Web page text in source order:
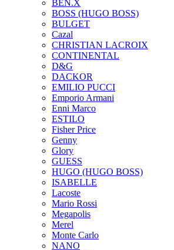
BEN.X
BOSS (HUGO BOSS)
BULGET
Cazal
CHRISTIAN LACROIX
CONTINENTAL
D&G
DACKOR
EMILIO PUCCI
Emporio Armani
Enni Marco
ESTILO
Fisher Price
Genny
Glory
GUESS
HUGO (HUGO BOSS)
ISABELLE
Lacoste
Mario Rossi
Megapolis
Merel
Monte Carlo
NANO